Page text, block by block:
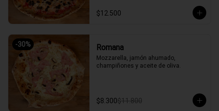
$12.500
-30% Romana
Mozzarella, jamón ahumado,
champiñones y aceite de oliva.
$8.300$11.800